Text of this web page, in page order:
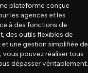
plateforme conçue
les agences et les
à des fonctions de
des outils flexibles de
une gestion simplifiée de
vous pouvez réaliser tous
dépasser véritablement.